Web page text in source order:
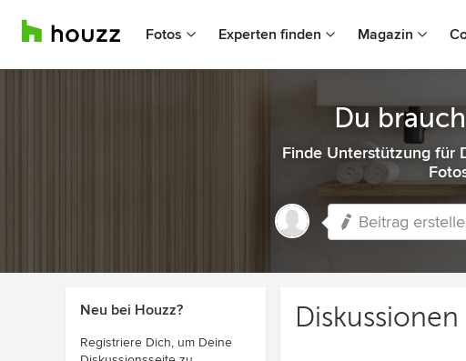
Fotos Experten finden Magazin
Du
Finde Unterstützung für
Beitrag
Neu bei Houzz?
Registriere Dich, um Deine